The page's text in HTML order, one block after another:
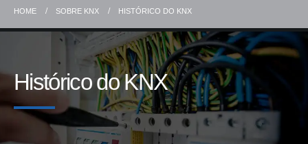
HOME SOBRE KNX HISTÓRICO DO KNX
Histórico do KNX